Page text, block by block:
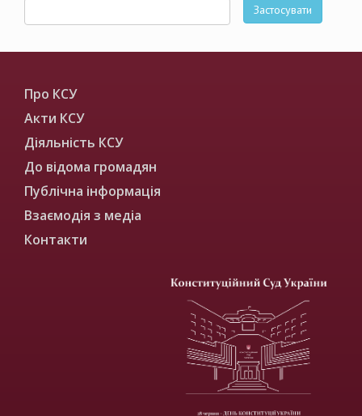
Застосувати
Про КСУ
Акти КСУ
Діяльність КСУ
До відома громадян
Публічна інформація
Взаємодія з медіа
Контакти